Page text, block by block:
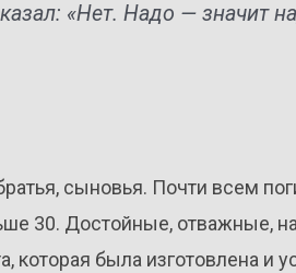
«Нет. Надо — значит
сыновья. Почти всем
30. Достойные, отважные,
которая была изготовлена и